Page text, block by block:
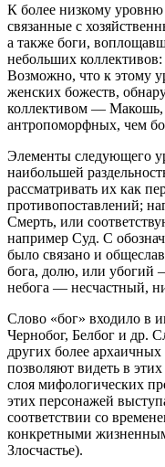
К более низкому уровню
связанные с
а также боги,
небольших
Возможно, что к этому
женских божеств,
коллективом — Макошь,
антропоморфных, чем
Элементы следующего
наибольшей
рассматривать их как
противопоставлений;
Смерть, или
например Суд. С
было связано и
бога, долю, или убогий
небога — несчастный,
Слово «бог» входило в
Чернобог, Белбог и др.
других более
позволяют видеть в
слоя мифологических
этих персонажей
соответствии со
конкретными
Злосчастье).